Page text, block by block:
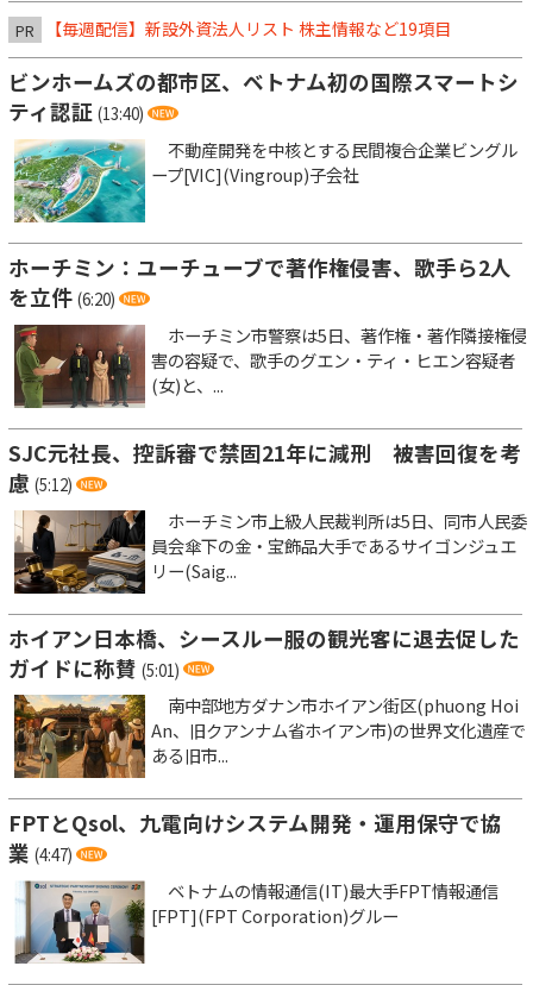
PR 【毎週配信】新設外資法人リスト 株主情報など19項目
ビンホームズの都市区、ベトナム初の国際スマートシ
ティ認証 (13:40)
不動産開発を中核とする民間複合企業ビングル
ープ[VIC](Vingroup)子会社
ホーチミン：ユーチューブで著作権侵害、歌手ら2人
を立件 (6:20)
ホーチミン市警察は5日、著作権・著作隣接権侵
害の容疑で、歌手のグエン・ティ・ヒエン容疑者
(女)と、...
SJC元社長、控訴審で禁固21年に減刑 被害回復を考
慮 (5:12)
ホーチミン市上級人民裁判所は5日、同市人民委
員会傘下の金・宝飾品大手であるサイゴンジュエ
リー(Saig...
ホイアン日本橋、シースルー服の観光客に退去促した
ガイドに称賛 (5:01)
南中部地方ダナン市ホイアン街区(phuong Hoi
An、旧クアンナム省ホイアン市)の世界文化遺産で
ある旧市...
FPTとQsol、九電向けシステム開発・運用保守で協
業 (4:47)
ベトナムの情報通信(IT)最大手FPT情報通信
[FPT](FPT Corporation)グルー